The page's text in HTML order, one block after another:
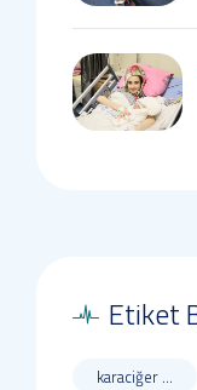
Etiket
karaciğer ...